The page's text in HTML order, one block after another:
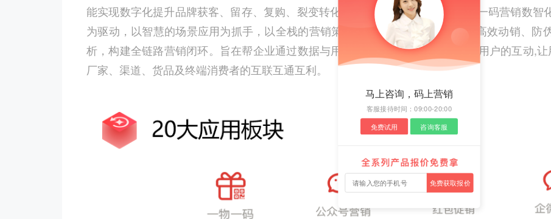
马上咨询，码上营销
客服接待时间：09:00-20:00
免费试用
咨询客服
免费获取报价
能实现数字化提升品牌获客、留存、复购、裂变转化效率。因此,作为领先的一物一码营销数智
为驱动，以智慧的场景应用为抓手，以全栈的营销策略为基准服务，帮助品牌方高效动销、防
析，构建全链路营销闭环。旨在帮企业通过数据与用户建立连接,实现品牌企业与用户的互动,让
厂家、渠道、货品及终端消费者的互联互通互利。